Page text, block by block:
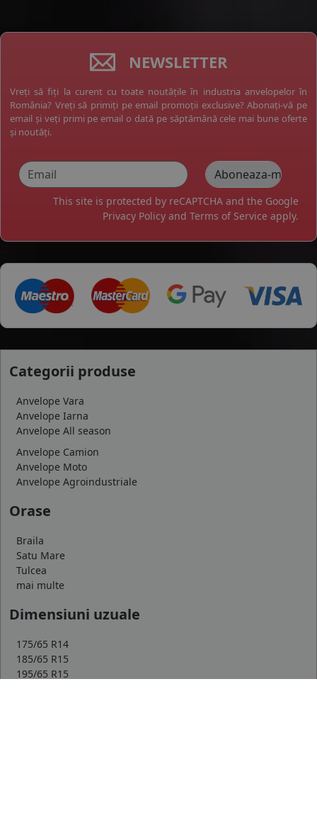
NEWSLETTER
Vreți să fiți la curent cu toate noutățile în industria anvelopelor în
România? Vreți să primiți pe email promoții exclusive? Abonați-vă pe
email și veți primi pe email o dată pe săptămână cele mai bune oferte
și noutăți.
This site is protected by reCAPTCHA and the Google
Privacy Policy and Terms of Service apply.
Categorii produse
Anvelope Vara
Anvelope Iarna
Anvelope All season
Anvelope Camion
Anvelope Moto
Anvelope Agroindustriale
Orase
Braila
Satu Mare
Tulcea
mai multe
Dimensiuni uzuale
175/65 R14
185/65 R15
195/65 R15